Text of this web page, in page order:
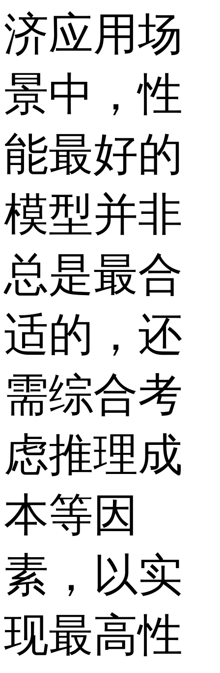
济应用场
景中，性
能最好的
模型并非
总是最合
适的，还
需综合考
虑推理成
本等因
素，以实
现最高性